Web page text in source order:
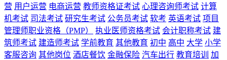
营 用户运营 电商运营 教师资格证考试 心理咨询师考试 计算
机考试 司法考试 研究生考试 公务员考试 软考 英语考试 项目
管理师职业资格（PMP）
执业医师资格考试 会计职称考试 建
筑师考试 建造师考试 学前教育 其他教育 初中 高中 大学 小学
客服咨询 其他岗位 酒店餐饮 金融保险 汽车出行 教育培训
加